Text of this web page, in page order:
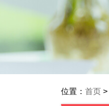
位置： 首页 >